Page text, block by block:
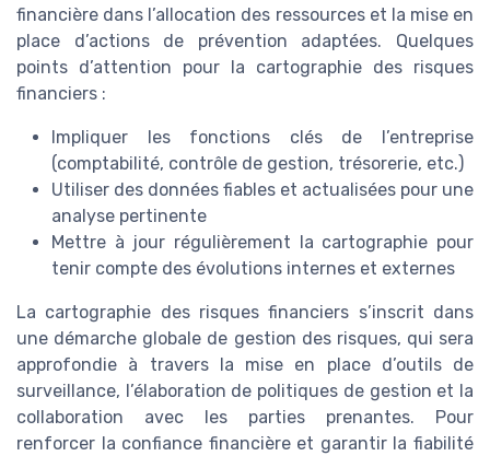
financière dans l’allocation des ressources et la mise en
place d’actions de prévention adaptées. Quelques
points d’attention pour la cartographie des risques
financiers :
Impliquer les fonctions clés de l’entreprise
(comptabilité, contrôle de gestion, trésorerie, etc.)
Utiliser des données fiables et actualisées pour une
analyse pertinente
Mettre à jour régulièrement la cartographie pour
tenir compte des évolutions internes et externes
La cartographie des risques financiers s’inscrit dans
une démarche globale de gestion des risques, qui sera
approfondie à travers la mise en place d’outils de
surveillance, l’élaboration de politiques de gestion et la
collaboration avec les parties prenantes. Pour
renforcer la confiance financière et garantir la fiabilité